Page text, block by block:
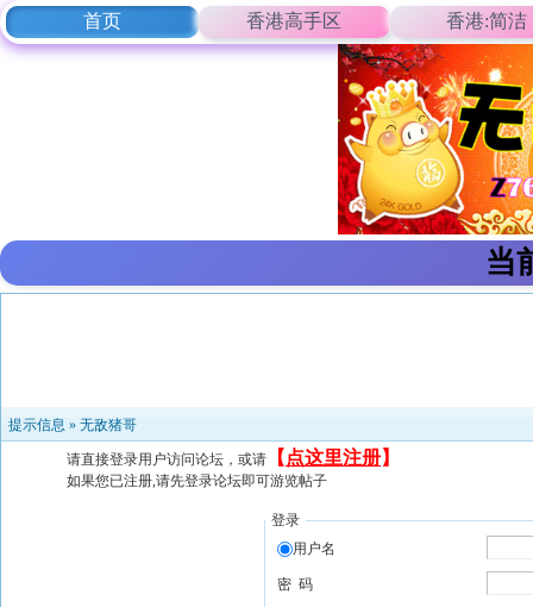
首页 香港高手区 香港:简洁
当
提示信息 » 无敌猪哥
请直接登录用户访问论坛，或请 【 点这里注册】
如果您已注册,请先登录论坛即可游览帖子
登录
用户名
密 码